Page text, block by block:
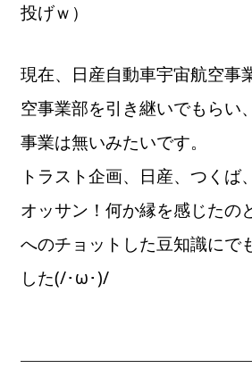
投げｗ）
現在、日産自動車宇宙航空事
空事業部を引き継いでもらい
事業は無いみたいです。
トラスト企画、日産、つくば
オッサン！何か縁を感じたの
へのチョットした豆知識にで
した(/･ω･)/